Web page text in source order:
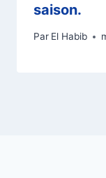
saison.
Par El Habib